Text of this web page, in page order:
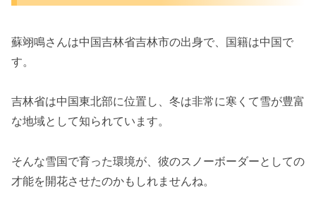
蘇翊鳴さんは中国吉林省吉林市の出身で、国籍は中国で
す。
吉林省は中国東北部に位置し、冬は非常に寒くて雪が豊富
な地域として知られています。
そんな雪国で育った環境が、彼のスノーボーダーとしての
才能を開花させたのかもしれませんね。